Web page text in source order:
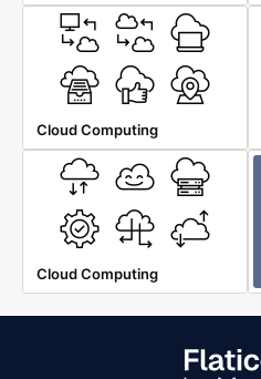
Cloud Computing
Cloud Computing